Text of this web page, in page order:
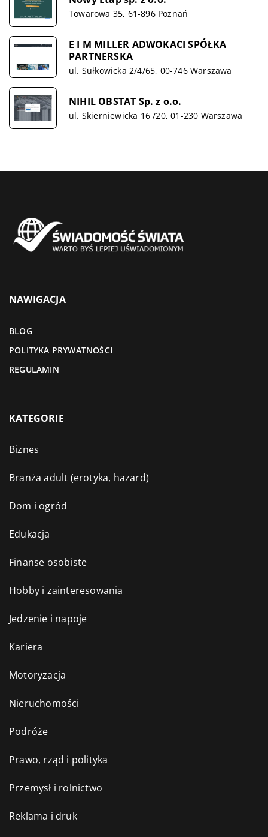
Towarowa 35, 61-896 Poznań
E I M MILLER ADWOKACI SPÓŁKA
PARTNERSKA
ul. Sułkowicka 2/4/65, 00-746 Warszawa
NIHIL OBSTAT Sp. z o.o.
ul. Skierniewicka 16 /20, 01-230 Warszawa
NAWIGACJA
BLOG
POLITYKA PRYWATNOŚCI
REGULAMIN
KATEGORIE
Biznes
Branża adult (erotyka, hazard)
Dom i ogród
Edukacja
Finanse osobiste
Hobby i zainteresowania
Jedzenie i napoje
Kariera
Motoryzacja
Nieruchomości
Podróże
Prawo, rząd i polityka
Przemysł i rolnictwo
Reklama i druk